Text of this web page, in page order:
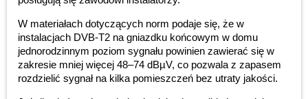
W materiałach dotyczących norm podaje się, że w
instalacjach DVB-T2 na gniazdku końcowym w domu
jednorodzinnym poziom sygnału powinien zawierać się w
zakresie mniej więcej 48–74 dBµV, co pozwala z zapasem
rozdzielić sygnał na kilka pomieszczeń bez utraty jakości.